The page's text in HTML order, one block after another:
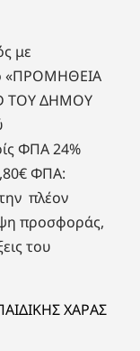
με
«ΠΡΟΜΗΘΕΙΑ
ΤΟΥ ΔΗΜΟΥ
ΦΠΑ 24%
ΦΠΑ:
πλέον
προσφοράς,
του
ΧΑΡΑΣ